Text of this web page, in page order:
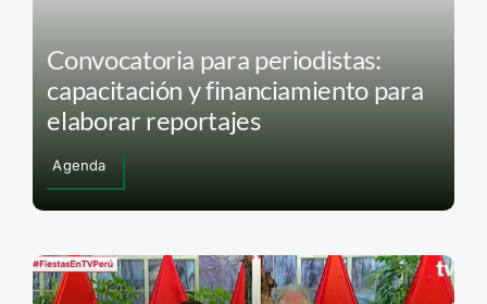
Convocatoria para periodistas:
capacitación y financiamiento para
elaborar reportajes
Agenda